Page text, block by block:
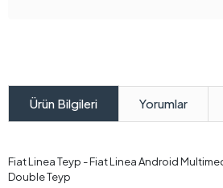
Ürün Bilgileri Yorumlar
Fiat Linea Teyp - Fiat Linea Android
Double Teyp